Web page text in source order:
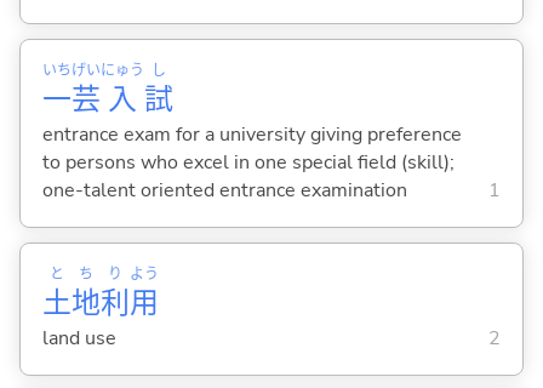
一
いち
芸
げい
入
にゅう
試
し
entrance exam for a university giving preference
to persons who excel in one special field (skill);
one-talent oriented entrance examination
1
土
と
地
ち
利
り
用
よう
land use 2